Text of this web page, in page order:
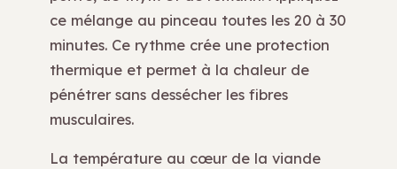
ce mélange au pinceau toutes les 20 à 30
minutes. Ce rythme crée une protection
thermique et permet à la chaleur de
pénétrer sans dessécher les fibres
musculaires.
La température au cœur de la viande